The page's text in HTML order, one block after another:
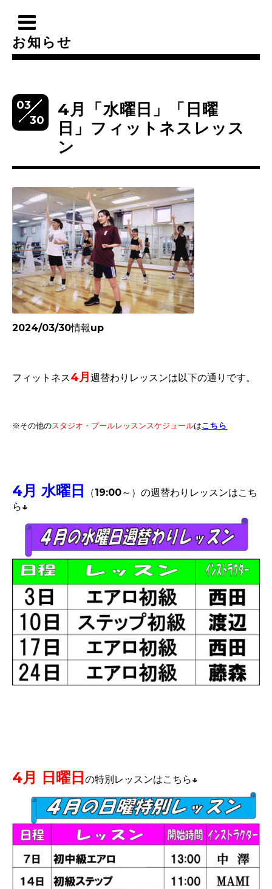
お知らせ
03
30
4月「水曜日」「日曜
日」フィットネスレッス
ン
2024/03/30情報up
フィットネス4月 週替わりレッスンは以下の通りです。
※その他のスタジオ・プールレッスンスケジュールはこちら
4月 水曜日 （19:00～） の週替わりレッスンはこち
ら↓
4月 日曜日 の特別レッスンはこちら↓